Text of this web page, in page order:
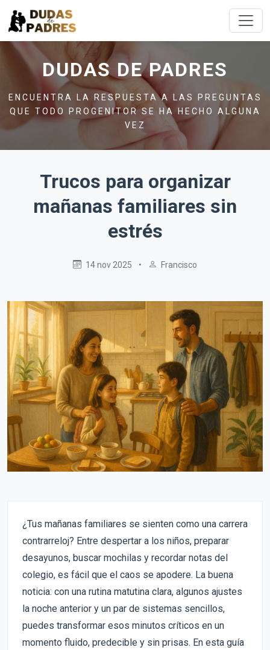
DUDAS DE PADRES
ENCUENTRA LA RESPUESTA A LAS PREGUNTAS
QUE TODO PROGENITOR SE HA HECHO ALGUNA
VEZ
Trucos para organizar
mañanas familiares sin
estrés
14 nov 2025 • Francisco
¿Tus mañanas familiares se sienten como una carrera
contrarreloj? Entre despertar a los niños, preparar
desayunos, buscar mochilas y recordar notas del
colegio, es fácil que el caos se apodere. La buena
noticia: con una rutina matutina clara, algunos ajustes
la noche anterior y un par de sistemas sencillos,
puedes transformar esos minutos críticos en un
momento fluido, predecible y sin prisas. En esta guía